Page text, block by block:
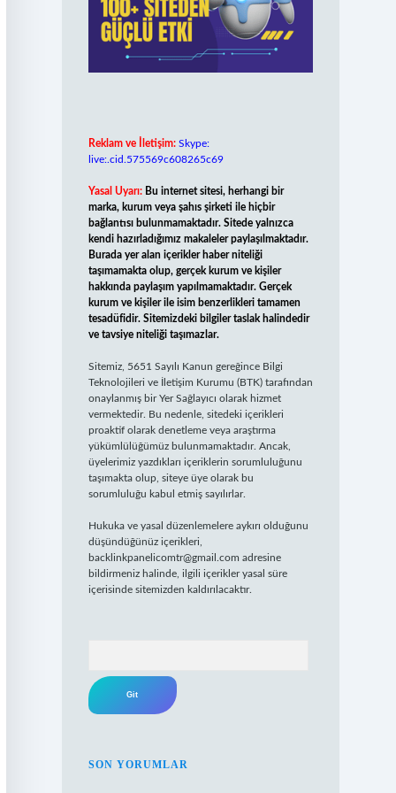
Reklam ve İletişim: Skype:
live:.cid.575569c608265c69
Yasal Uyarı: Bu internet sitesi, herhangi bir
marka, kurum veya şahıs şirketi ile hiçbir
bağlantısı bulunmamaktadır. Sitede yalnızca
kendi hazırladığımız makaleler paylaşılmaktadır.
Burada yer alan içerikler haber niteliği
taşımamakta olup, gerçek kurum ve kişiler
hakkında paylaşım yapılmamaktadır. Gerçek
kurum ve kişiler ile isim benzerlikleri tamamen
tesadüfidir. Sitemizdeki bilgiler taslak halindedir
ve tavsiye niteliği taşımazlar.
Sitemiz, 5651 Sayılı Kanun gereğince Bilgi
Teknolojileri ve İletişim Kurumu (BTK) tarafından
onaylanmış bir Yer Sağlayıcı olarak hizmet
vermektedir. Bu nedenle, sitedeki içerikleri
proaktif olarak denetleme veya araştırma
yükümlülüğümüz bulunmamaktadır. Ancak,
üyelerimiz yazdıkları içeriklerin sorumluluğunu
taşımakta olup, siteye üye olarak bu
sorumluluğu kabul etmiş sayılırlar.
Hukuka ve yasal düzenlemelere aykırı olduğunu
düşündüğünüz içerikleri,
backlinkpanelicomtr@gmail.com adresine
bildirmeniz halinde, ilgili içerikler yasal süre
içerisinde sitemizden kaldırılacaktır.
SON YORUMLAR